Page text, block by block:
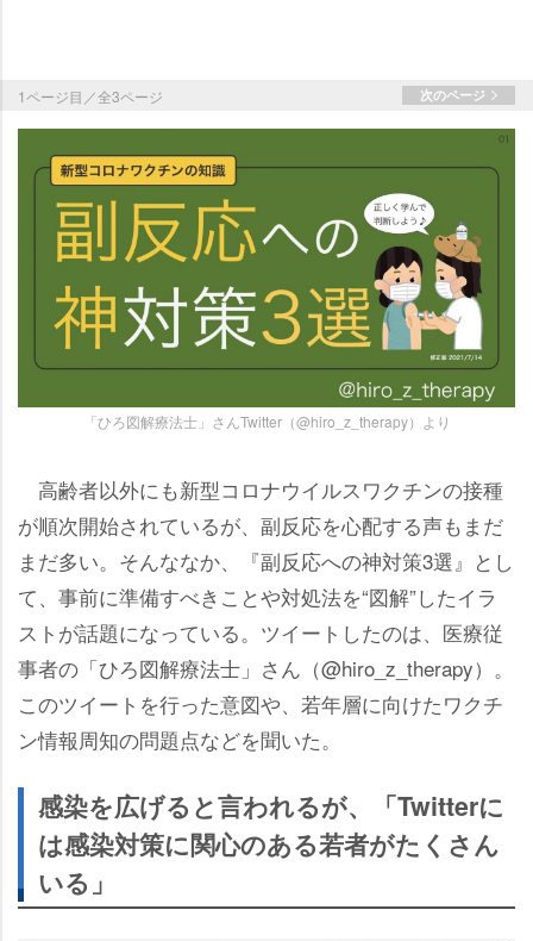
1ページ目／全3ページ 次のページ
「ひろ図解療法士」さんTwitter（@hiro_z_therapy）より
高齢者以外にも新型コロナウイルスワクチンの接種
が順次開始されているが、副反応を心配する声もまだ
まだ多い。そんななか、『副反応への神対策3選』とし
て、事前に準備すべきことや対処法を“図解”したイラ
ストが話題になっている。ツイートしたのは、医療従
事者の「ひろ図解療法士」さん（@hiro_z_therapy）。
このツイートを行った意図や、若年層に向けたワクチ
ン情報周知の問題点などを聞いた。
感染を広げると言われるが、「Twitterに
は感染対策に関心のある若者がたくさん
いる」